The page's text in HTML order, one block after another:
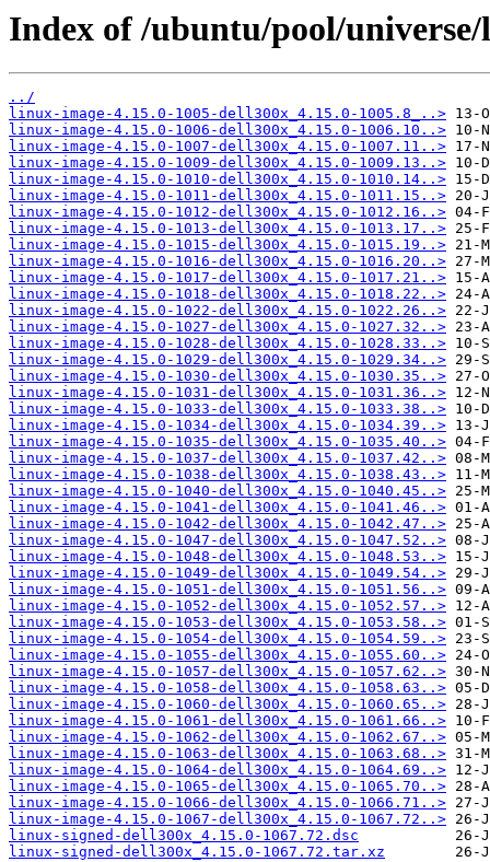
Index of /ubuntu/pool/
../
linux-image-4.15.0-1005-dell300x_4.15.0-1005.8_..>
linux-image-4.15.0-1006-dell300x_4.15.0-1006.10..>
linux-image-4.15.0-1007-dell300x_4.15.0-1007.11..>
linux-image-4.15.0-1009-dell300x_4.15.0-1009.13..>
linux-image-4.15.0-1010-dell300x_4.15.0-1010.14..>
linux-image-4.15.0-1011-dell300x_4.15.0-1011.15..>
linux-image-4.15.0-1012-dell300x_4.15.0-1012.16..>
linux-image-4.15.0-1013-dell300x_4.15.0-1013.17..>
linux-image-4.15.0-1015-dell300x_4.15.0-1015.19..>
linux-image-4.15.0-1016-dell300x_4.15.0-1016.20..>
linux-image-4.15.0-1017-dell300x_4.15.0-1017.21..>
linux-image-4.15.0-1018-dell300x_4.15.0-1018.22..>
linux-image-4.15.0-1022-dell300x_4.15.0-1022.26..>
linux-image-4.15.0-1027-dell300x_4.15.0-1027.32..>
linux-image-4.15.0-1028-dell300x_4.15.0-1028.33..>
linux-image-4.15.0-1029-dell300x_4.15.0-1029.34..>
linux-image-4.15.0-1030-dell300x_4.15.0-1030.35..>
linux-image-4.15.0-1031-dell300x_4.15.0-1031.36..>
linux-image-4.15.0-1033-dell300x_4.15.0-1033.38..>
linux-image-4.15.0-1034-dell300x_4.15.0-1034.39..>
linux-image-4.15.0-1035-dell300x_4.15.0-1035.40..>
linux-image-4.15.0-1037-dell300x_4.15.0-1037.42..>
linux-image-4.15.0-1038-dell300x_4.15.0-1038.43..>
linux-image-4.15.0-1040-dell300x_4.15.0-1040.45..>
linux-image-4.15.0-1041-dell300x_4.15.0-1041.46..>
linux-image-4.15.0-1042-dell300x_4.15.0-1042.47..>
linux-image-4.15.0-1047-dell300x_4.15.0-1047.52..>
linux-image-4.15.0-1048-dell300x_4.15.0-1048.53..>
linux-image-4.15.0-1049-dell300x_4.15.0-1049.54..>
linux-image-4.15.0-1051-dell300x_4.15.0-1051.56..>
linux-image-4.15.0-1052-dell300x_4.15.0-1052.57..>
linux-image-4.15.0-1053-dell300x_4.15.0-1053.58..>
linux-image-4.15.0-1054-dell300x_4.15.0-1054.59..>
linux-image-4.15.0-1055-dell300x_4.15.0-1055.60..>
linux-image-4.15.0-1057-dell300x_4.15.0-1057.62..>
linux-image-4.15.0-1058-dell300x_4.15.0-1058.63..>
linux-image-4.15.0-1060-dell300x_4.15.0-1060.65..>
linux-image-4.15.0-1061-dell300x_4.15.0-1061.66..>
linux-image-4.15.0-1062-dell300x_4.15.0-1062.67..>
linux-image-4.15.0-1063-dell300x_4.15.0-1063.68..>
linux-image-4.15.0-1064-dell300x_4.15.0-1064.69..>
linux-image-4.15.0-1065-dell300x_4.15.0-1065.70..>
linux-image-4.15.0-1066-dell300x_4.15.0-1066.71..>
linux-image-4.15.0-1067-dell300x_4.15.0-1067.72..>
linux-signed-dell300x_4.15.0-1067.72.dsc
linux-signed-dell300x_4.15.0-1067.72.tar.xz